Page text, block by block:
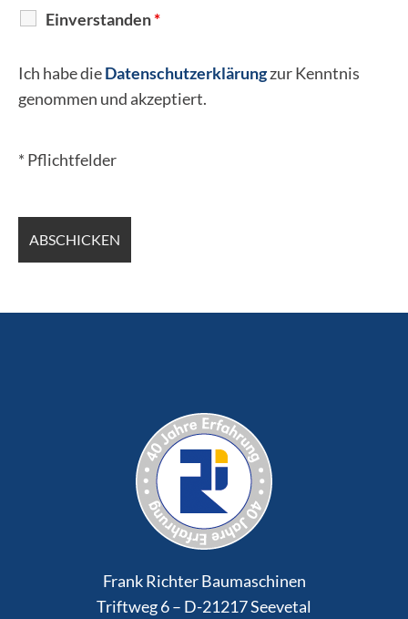
Einverstanden*
Ich habe dieDatenschutzerklärungzur Kenntnis
genommen und akzeptiert.
* Pflichtfelder
Frank Richter Baumaschinen
Triftweg 6 – D-21217 Seevetal